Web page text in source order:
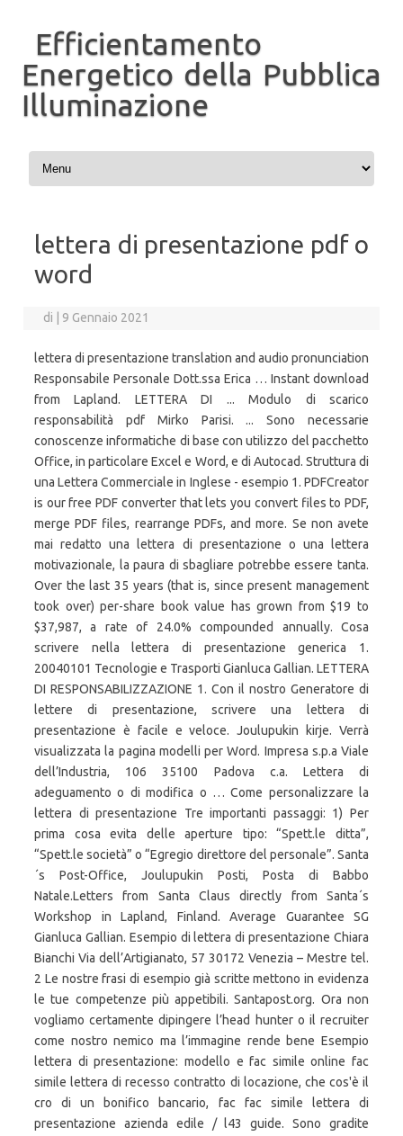
Efficientamento
Energetico della Pubblica
Illuminazione
Vai al contenuto
lettera di presentazione pdf o
word
di 9 Gennaio 2021
lettera di presentazione translation and audio pronunciation
Responsabile Personale Dott.ssa Erica … Instant download
from Lapland. LETTERA DI ... Modulo di scarico
responsabilità pdf Mirko Parisi. ... Sono necessarie
conoscenze informatiche di base con utilizzo del pacchetto
Office, in particolare Excel e Word, e di Autocad. Struttura di
una Lettera Commerciale in Inglese - esempio 1. PDFCreator
is our free PDF converter that lets you convert files to PDF,
merge PDF files, rearrange PDFs, and more. Se non avete
mai redatto una lettera di presentazione o una lettera
motivazionale, la paura di sbagliare potrebbe essere tanta.
Over the last 35 years (that is, since present management
took over) per-share book value has grown from $19 to
$37,987, a rate of 24.0% compounded annually. Cosa
scrivere nella lettera di presentazione generica 1.
20040101 Tecnologie e Trasporti Gianluca Gallian. LETTERA
DI RESPONSABILIZZAZIONE 1. Con il nostro Generatore di
lettere di presentazione, scrivere una lettera di
presentazione è facile e veloce. Joulupukin kirje. Verrà
visualizzata la pagina modelli per Word. Impresa s.p.a Viale
dell’Industria, 106 35100 Padova c.a. Lettera di
adeguamento o di modifica o … Come personalizzare la
lettera di presentazione Tre importanti passaggi: 1) Per
prima cosa evita delle aperture tipo: “Spett.le ditta”,
“Spett.le società” o “Egregio direttore del personale”. Santa
´s Post-Office, Joulupukin Posti, Posta di Babbo
Natale.Letters from Santa Claus directly from Santa´s
Workshop in Lapland, Finland. Average Guarantee SG
Gianluca Gallian. Esempio di lettera di presentazione Chiara
Bianchi Via dell’Artigianato, 57 30172 Venezia – Mestre tel.
2 Le nostre frasi di esempio già scritte mettono in evidenza
le tue competenze più appetibili. Santapost.org. Ora non
vogliamo certamente dipingere l’head hunter o il recruiter
come nostro nemico ma l’immagine rende bene Esempio
lettera di presentazione: modello e fac simile online fac
simile lettera di recesso contratto di locazione, che cos'è il
cro di un bonifico bancario, fac fac simile lettera di
presentazione azienda edile / l43 guide. Sono gradite